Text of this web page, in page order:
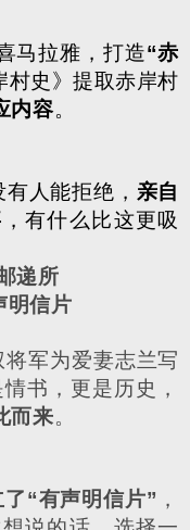
马拉雅，打造“赤
村史》提取赤岸村
内容。
人能拒绝， 亲自
，有什么比这更吸
递所
明信片
军为爱妻志兰写
书，更是历史，
而来。
“有声明信片” ，